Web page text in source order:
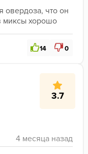
овердоза, что он
миксы хорошо
14 0
3.7